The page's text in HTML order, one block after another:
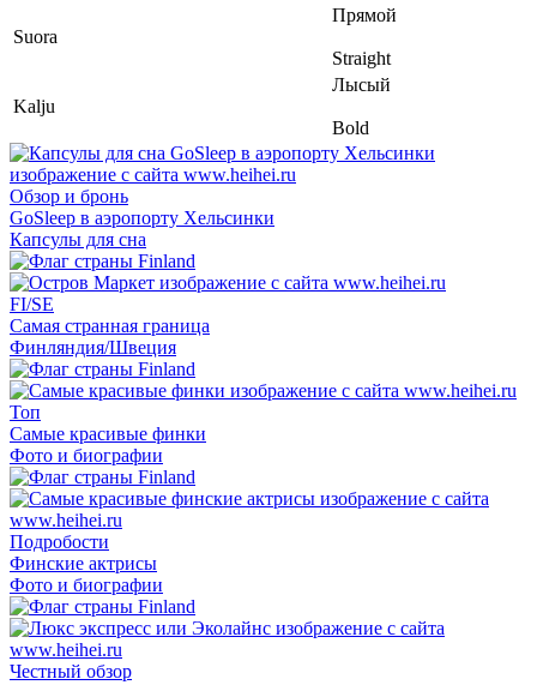
Suora
Прямой
Straight
Kalju
Лысый
Bold
Обзор и бронь
GoSleep в аэропорту Хельсинки
Капсулы для сна
FI/SE
Самая странная граница
Финляндия/Швеция
Топ
Самые красивые финки
Фото и биографии
Подробости
Финские актрисы
Фото и биографии
Честный обзор